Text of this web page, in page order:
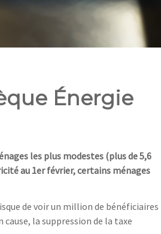
Énergie
les plus modestes (plus de 5,6
au 1er février, certains ménages
de voir un million de bénéficiaires
cause, la suppression de la taxe